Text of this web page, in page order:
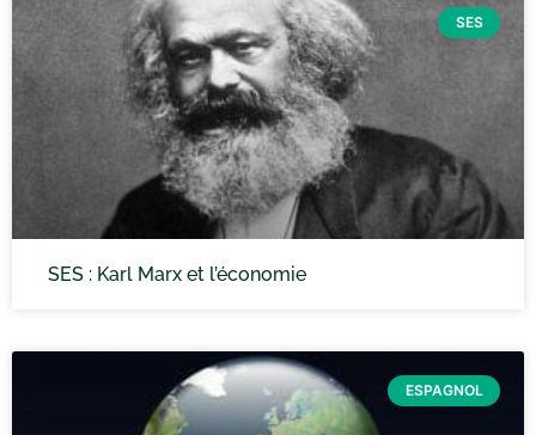
SES
SES : Karl Marx et l’économie
ESPAGNOL